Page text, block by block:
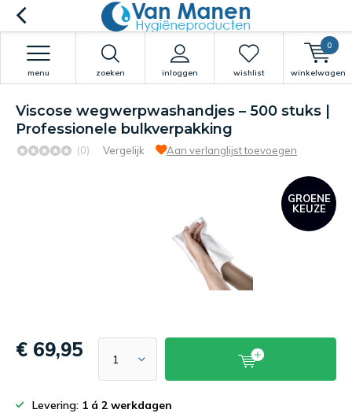
zoeken inloggen
menu wishlist winkelwagen
0
Viscose wegwerpwashandjes – 500 stuks |
Professionele bulkverpakking
(0) Vergelijk Aan verlanglijst toevoegen
GROENE
KEUZE
€ 69,95
Levering: 1 á 2 werkdagen